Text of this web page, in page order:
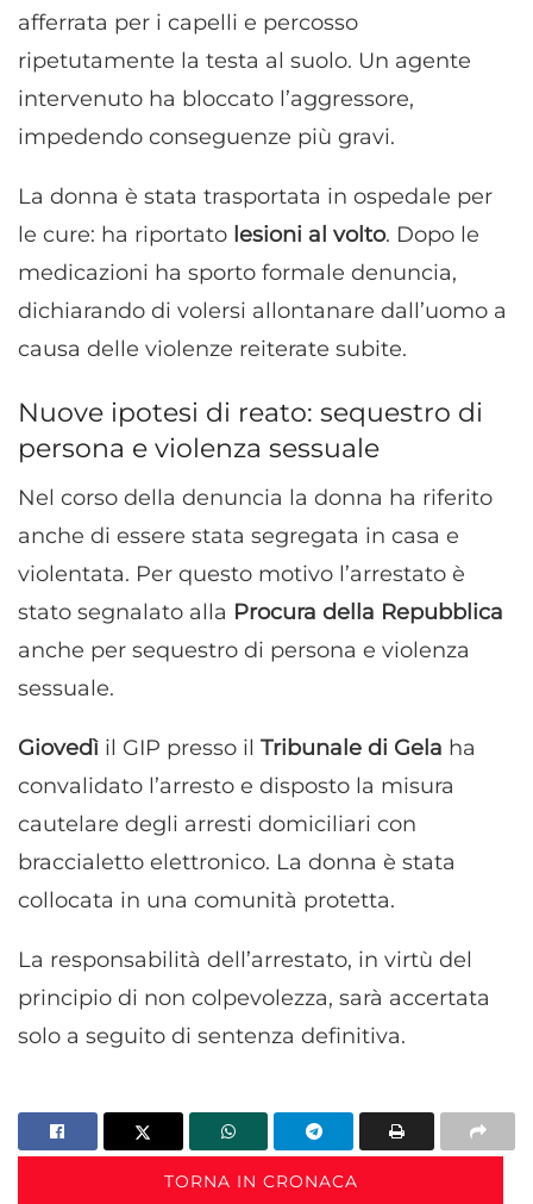
afferrata per i capelli e percosso
ripetutamente la testa al suolo. Un agente
intervenuto ha bloccato l’aggressore,
impedendo conseguenze più gravi.
La donna è stata trasportata in ospedale per
le cure: ha riportato lesioni al volto. Dopo le
medicazioni ha sporto formale denuncia,
dichiarando di volersi allontanare dall’uomo a
causa delle violenze reiterate subite.
Nuove ipotesi di reato: sequestro di
persona e violenza sessuale
Nel corso della denuncia la donna ha riferito
anche di essere stata segregata in casa e
violentata. Per questo motivo l’arrestato è
stato segnalato alla Procura della Repubblica
anche per sequestro di persona e violenza
sessuale.
Giovedì il GIP presso il Tribunale di Gela ha
convalidato l’arresto e disposto la misura
cautelare degli arresti domiciliari con
braccialetto elettronico. La donna è stata
collocata in una comunità protetta.
La responsabilità dell’arrestato, in virtù del
principio di non colpevolezza, sarà accertata
solo a seguito di sentenza definitiva.
TORNA IN CRONACA